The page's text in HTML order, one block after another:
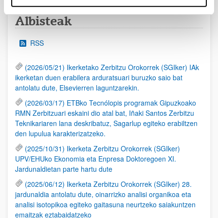
Albisteak
RSS
(2026/05/21) Ikerketako Zerbitzu Orokorrek (SGIker) IAk
ikerketan duen erabilera arduratsuari buruzko saio bat
antolatu dute, Elsevierren laguntzarekin.
(2026/03/17) ETBko Tecnólopis programak Gipuzkoako
RMN Zerbitzuari eskaini dio atal bat, Iñaki Santos Zerbitzu
Teknikariaren lana deskribatuz, Sagarlup egiteko erabiltzen
den lupulua karakterizatzeko.
(2025/10/31) Ikerketa Zerbitzu Orokorrek (SGIker)
UPV/EHUko Ekonomia eta Enpresa Doktoregoen XI.
Jardunaldietan parte hartu dute
(2025/06/12) Ikerketa Zerbitzu Orokorrek (SGIker) 28.
jardunaldia antolatu dute, oinarrizko analisi organikoa eta
analisi isotopikoa egiteko gaitasuna neurtzeko saiakuntzen
emaitzak eztabaidatzeko